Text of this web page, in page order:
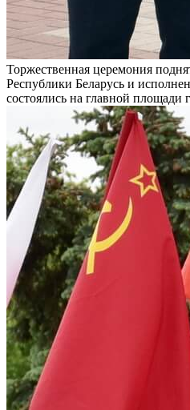
Торжественная церемония
Республики Беларусь и
состоялись на главной площади